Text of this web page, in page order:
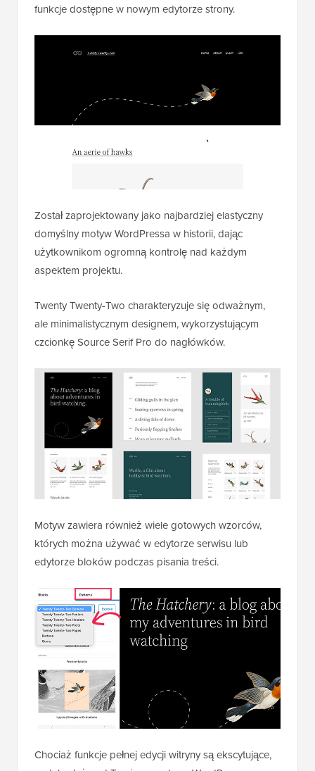
funkcje dostępne w nowym edytorze strony.
Został zaprojektowany jako najbardziej elastyczny
domyślny motyw WordPressa w historii, dając
użytkownikom ogromną kontrolę nad każdym
aspektem projektu.
Twenty Twenty-Two charakteryzuje się odważnym,
ale minimalistycznym designem, wykorzystującym
czcionkę Source Serif Pro do nagłówków.
Motyw zawiera również wiele gotowych wzorców,
których można używać w edytorze serwisu lub
edytorze bloków podczas pisania treści.
Chociaż funkcje pełnej edycji witryny są ekscytujące,